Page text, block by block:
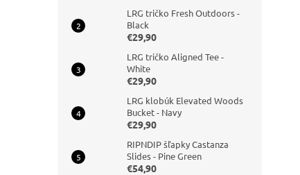
LRG tričko Fresh Outdoors -
Black
€29,90
LRG tričko Aligned Tee -
White
€29,90
LRG klobúk Elevated Woods
Bucket - Navy
€29,90
RIPNDIP šľapky Castanza
Slides - Pine Green
€54,90